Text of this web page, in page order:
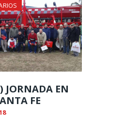
JORNADA EN
FE